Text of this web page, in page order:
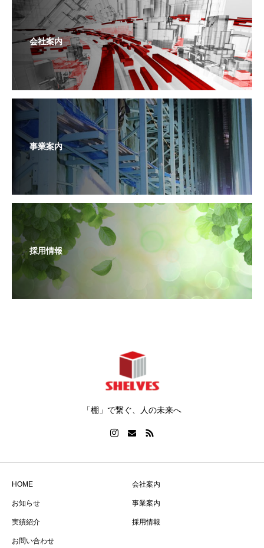
会社案内
事業案内
採用情報
「棚」で繋ぐ、人の未来へ
HOME 会社案内
お知らせ 事業案内
実績紹介 採用情報
お問い合わせ